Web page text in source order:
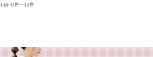
44件 41件～44件